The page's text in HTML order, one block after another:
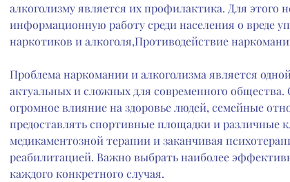
алкоголизму является их профилактика. Для этого
информационную работу среди населения о вреде
наркотиков и алкоголя,Противодействие
Проблема наркомании и алкоголизма является
актуальных и сложных для современного
огромное влияние на здоровье людей, семейные
предоставлять спортивные площадки и различные
медикаментозной терапии и заканчивая
реабилитацией. Важно выбрать наиболее
каждого конкретного случая.